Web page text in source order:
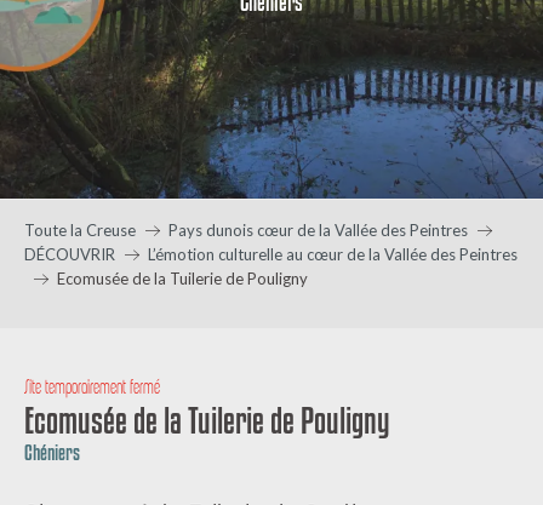
Toute la Creuse
Pays dunois cœur de la Vallée des Peintres
DÉCOUVRIR
L’émotion culturelle au cœur de la Vallée des Peintres
Ecomusée de la Tuilerie de Pouligny
Site temporairement fermé
Ecomusée de la Tuilerie de Pouligny
Chéniers